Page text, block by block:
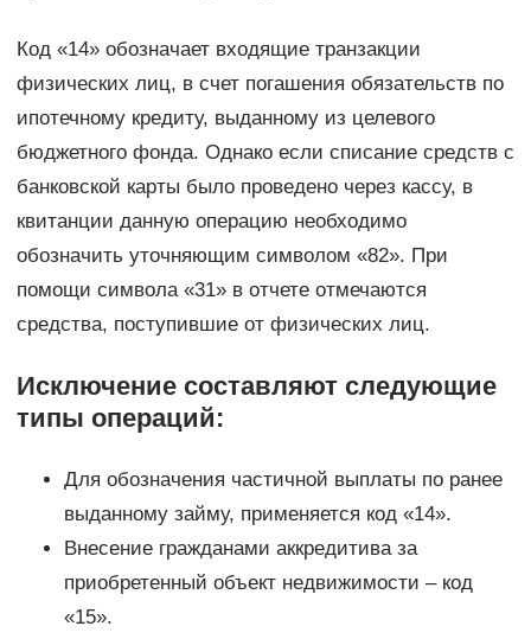
Код «14» обозначает входящие транзакции
физических лиц, в счет погашения обязательств по
ипотечному кредиту, выданному из целевого
бюджетного фонда. Однако если списание средств с
банковской карты было проведено через кассу, в
квитанции данную операцию необходимо
обозначить уточняющим символом «82». При
помощи символа «31» в отчете отмечаются
средства, поступившие от физических лиц.
Исключение составляют следующие
типы операций:
Для обозначения частичной выплаты по ранее
выданному займу, применяется код «14».
Внесение гражданами аккредитива за
приобретенный объект недвижимости – код
«15».